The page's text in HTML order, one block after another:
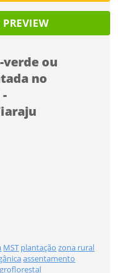
ou
no
MST plantação zona rural
assentamento